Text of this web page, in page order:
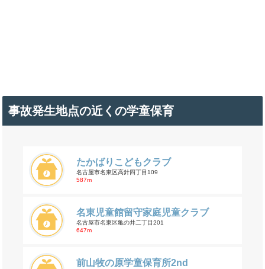
事故発生地点の近くの学童保育
たかばりこどもクラブ
名古屋市名東区高針四丁目109
587m
名東児童館留守家庭児童クラブ
名古屋市名東区亀の井二丁目201
647m
前山牧の原学童保育所2nd